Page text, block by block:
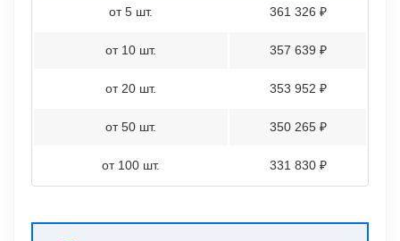
от 5 шт. 361 326 ₽
от 10 шт. 357 639 ₽
от 20 шт. 353 952 ₽
от 50 шт. 350 265 ₽
от 100 шт. 331 830 ₽